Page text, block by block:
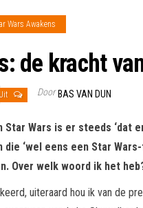
Wars Awakens
de kracht
Uit Door BAS VAN DUN
Star Wars is er steeds ‘dat
die ‘wel eens een Star
Over welk woord ik het
uiteraard hou ik van de